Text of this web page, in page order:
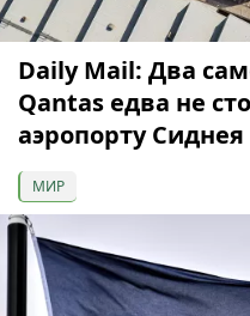
Daily Mail: Два
Qantas едва не
аэропорту Сиднея
МИР